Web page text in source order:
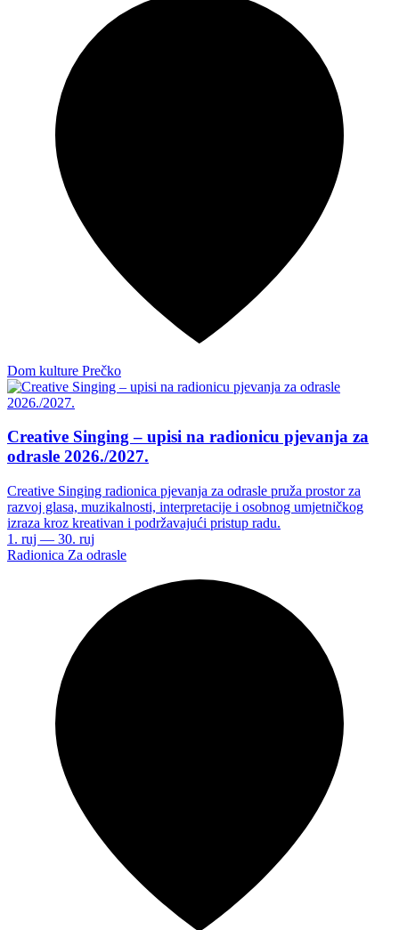
Dom kulture Prečko
Creative Singing – upisi na radionicu pjevanja za
odrasle 2026./2027.
Creative Singing radionica pjevanja za odrasle pruža prostor za
razvoj glasa, muzikalnosti, interpretacije i osobnog umjetničkog
izraza kroz kreativan i podržavajući pristup radu.
1. ruj — 30. ruj
Radionica Za odrasle